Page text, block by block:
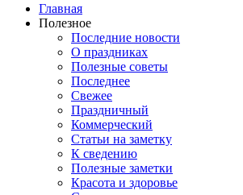
Главная
Полезное
Последние новости
О праздниках
Полезные советы
Последнее
Свежее
Праздничный
Коммерческий
Статьи на заметку
К сведению
Полезные заметки
Красота и здоровье